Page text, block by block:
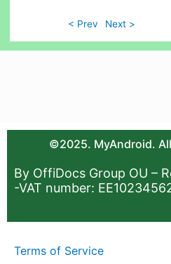
< Prev Next >
©2025. MyAndroid.
By OffiDocs Group OU –
-VAT number:
Terms of Service